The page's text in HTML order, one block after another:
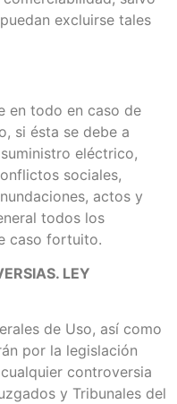
excluirse tales
en todo en caso de
si ésta se debe a
eléctrico,
sociales,
actos y
todos los
caso fortuito.
LEY
de Uso, así como
por la legislación
controversia
y Tribunales del